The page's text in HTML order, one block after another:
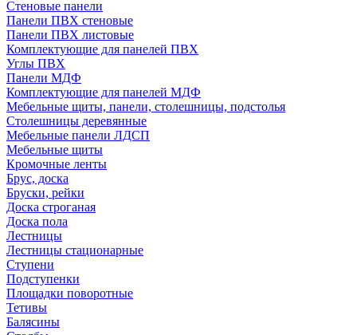
Стеновые панели
Панели ПВХ стеновые
Панели ПВХ листовые
Комплектующие для панелей ПВХ
Углы ПВХ
Панели МДФ
Комплектующие для панелей МДФ
Мебельные щиты, панели, столешницы, подстолья
Столешницы деревянные
Мебельные панели ЛДСП
Мебельные щиты
Кромочные ленты
Брус, доска
Бруски, рейки
Доска строганая
Доска пола
Лестницы
Лестницы стационарные
Ступени
Подступенки
Площадки поворотные
Тетивы
Балясины